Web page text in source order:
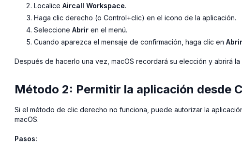
Localice Aircall Workspace.
Haga clic derecho (o Control+clic) en el icono de la aplicación.
Seleccione Abrir en el menú.
Cuando aparezca el mensaje de confirmación, haga clic en Abrir
Después de hacerlo una vez, macOS recordará su elección y abrirá
Método 2: Permitir la aplicación desde
Si el método de clic derecho no funciona, puede autorizar la
macOS.
Pasos: